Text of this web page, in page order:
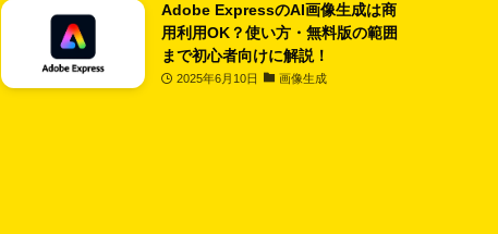
Adobe ExpressのAI画像生成は商
用利用OK？使い方・無料版の範囲
まで初心者向けに解説！
2025年6月10日 画像生成